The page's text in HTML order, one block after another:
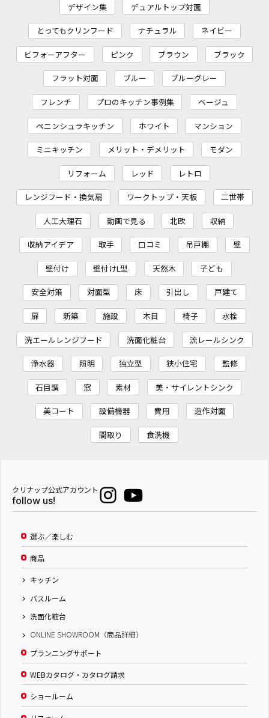
デザイン集 デュアルトップ対面
とってもクリンフード ナチュラル ネイビー
ビフォーアフター ピンク ブラウン ブラック
フラット対面 ブルー ブルーグレー
フレンチ プロのキッチン事例集 ベージュ
ペニンシュラキッチン ホワイト マンション
ミニキッチン メリット・デメリット モダン
リフォーム レッド レトロ
レンジフード・換気扇 ワークトップ・天板 二世帯
人工大理石 動画で見る 北欧 収納
収納アイデア 取手 口コミ 吊戸棚 壁
壁付け 壁付けL型 天然木 子ども
安全対策 対面型 床 引出し 戸建て
扉 新築 施設 木目 椅子 水栓
洗エールレンジフード 洗面化粧台 流レールシンク
浄水器 照明 独立型 狭小住宅 監修
石目調 窓 素材 美・サイレントシンク
美コート 設備機器 費用 造作対面
間取り 食洗機
クリナップ公式アカウント
follow us!
選ぶ／楽しむ
商品
キッチン
バスルーム
洗面化粧台
ONLINE SHOWROOM（商品詳細）
プランニングサポート
WEBカタログ・カタログ請求
ショールーム